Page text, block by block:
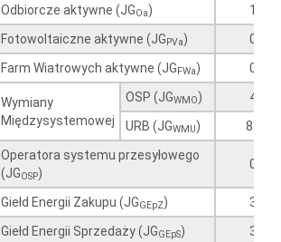
Odbiorcze aktywne (JGOa)
1
Fotowoltaiczne aktywne (JG PVa)
0
Farm Wiatrowych aktywne (JG FWa) 0
Wymiany
Międzysystemowej
OSP (JGWMO)
4
URB (JGWMU)
85
Operatora systemu przesyłowego
(JGOSP)
0
Giełd Energii Zakupu (JGGEpZ)
3
Giełd Energii Sprzedaży (JGGEpS)
3